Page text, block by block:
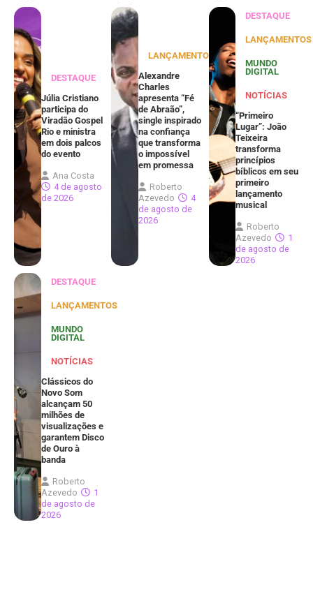
DESTAQUE
Júlia Cristiano
participa do
Viradão Gospel
Rio e ministra
em dois palcos
do evento
Ana Costa
4 de agosto
de 2026
LANÇAMENTOS
Alexandre
Charles
apresenta “Fé
de Abraão”,
single inspirado
na confiança
que transforma
o impossível
em promessa
Roberto
Azevedo
4
de agosto de
2026
DESTAQUE
LANÇAMENTOS
MUNDO
DIGITAL
NOTÍCIAS
“Primeiro
Lugar”: João
Teixeira
transforma
princípios
bíblicos em seu
primeiro
lançamento
musical
Roberto
Azevedo
1
de agosto de
2026
DESTAQUE
LANÇAMENTOS
MUNDO
DIGITAL
NOTÍCIAS
Clássicos do
Novo Som
alcançam 50
milhões de
visualizações e
garantem Disco
de Ouro à
banda
Roberto
Azevedo
1
de agosto de
2026